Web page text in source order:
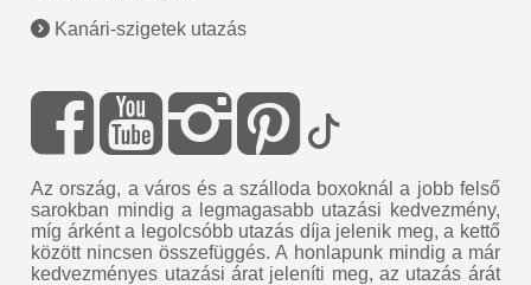
Kanári-szigetek utazás
Az ország, a város és a szálloda boxoknál a jobb felső
sarokban mindig a legmagasabb utazási kedvezmény,
míg árként a legolcsóbb utazás díja jelenik meg, a kettő
között nincsen összefüggés. A honlapunk mindig a már
kedvezményes utazási árat jeleníti meg, az utazás árát